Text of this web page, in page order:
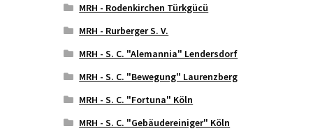
MRH - Rodenkirchen Türkgücü
MRH - Rurberger S. V.
MRH - S. C. "Alemannia" Lendersdorf
MRH - S. C. "Bewegung" Laurenzberg
MRH - S. C. "Fortuna" Köln
MRH - S. C. "Gebäudereiniger" Köln